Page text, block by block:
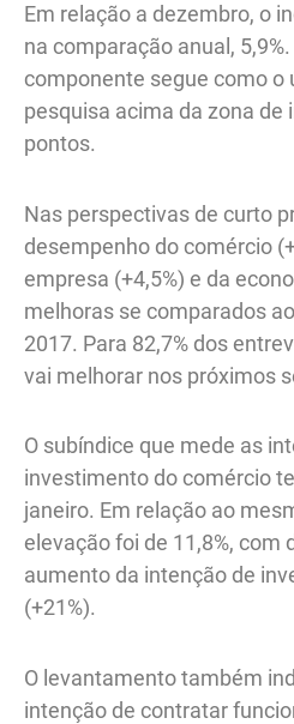
Em relação a dezembro, o
na comparação anual,
componente segue como o
pesquisa acima da zona de
pontos.
Nas perspectivas de curto
desempenho do comércio
empresa (+4,5%) e da
melhoras se comparados
2017. Para 82,7% dos
vai melhorar nos próximos
O subíndice que mede as
investimento do comércio
janeiro. Em relação ao
elevação foi de 11,8%, com
aumento da intenção de
(+21%).
O levantamento também
intenção de contratar